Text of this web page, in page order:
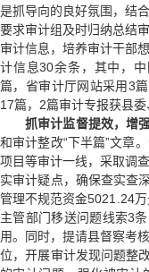
是抓导向的良好氛围，结
要求审计组及时归纳总结
审计信息，培养审计干部
计信息30余条，其中，
篇，省审计厅网站采用3
17篇，2篇审计专报获县委
抓审计监督提效，增
和审计整改“下半篇”文章
项目等审计一线，采取调
实审计疑点，确保查实查
管理不规范资金5021.24
主管部门移送问题线索3
用。同时，提请县督察考
位，开展审计发现问题整